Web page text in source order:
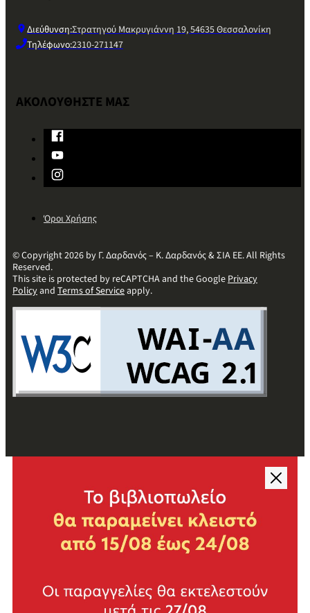
Διεύθυνση:Στρατηγού Μακρυγιάννη 19, 54635 Θεσσαλονίκη
Τηλέφωνο:2310-271147
ΑΚΟΛΟΥΘΗΣΤΕ ΜΑΣ
Όροι Χρήσης
© Copyright 2026 by Γ. Δαρδανός – Κ. Δαρδανός & ΣΙΑ ΕΕ. All Rights
Reserved.
This site is protected by reCAPTCHA and the GooglePrivacy
Policyand Terms of Serviceapply.